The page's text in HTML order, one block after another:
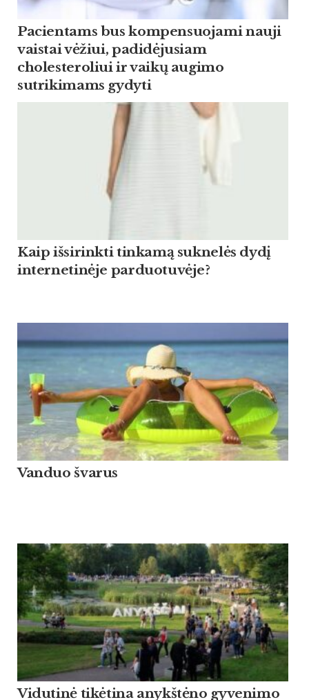
Pacientams bus kompensuojami nauji
vaistai vėžiui, padidėjusiam
cholesteroliui ir vaikų augimo
sutrikimams gydyti
Kaip išsirinkti tinkamą suknelės dydį
internetinėje parduotuvėje?
Vanduo švarus
Vidutinė tikėtina anykštėno gyvenimo